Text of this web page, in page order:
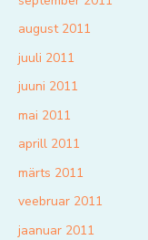
august 2011
juuli 2011
juuni 2011
mai 2011
aprill 2011
märts 2011
veebruar 2011
jaanuar 2011